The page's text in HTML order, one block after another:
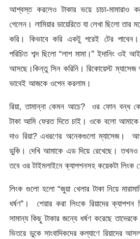
আশ্বস্ত করলেও টাকার ভয়ে চাচা-মামারাও
গেলেন। লামিয়ার ডায়েরিতে যা লেখা ছিলো তার
করি। কিভাবে করি একটু পরেই টের পাবেন।
পরিচিত শব্দ ছিলো “লাশ মামা।” ইদানিং ওই
আসছে।কিন্তু সিন করিনি। রিকোয়েস্ট
ভাবেই আজকে ওপেন করলাম।
রিয়া, তামান্না কেমন আচে? ওর ফোন বন্ধ
টাকা আমি ফেরত দিতে চাই। ওকে বলো
দাও রিয়া? এধরণের অনেকগুলো ম্যাসেজ।
ডুকি। দেখি আমাকে এড দিয়ে রেখেছে। তখনও
তবে ওর টাইমলাইনে ক্যাপশনসহ কয়েকটা লিংক
লিংক গুলো হলো “জুয়া খেলার টাকা নিয়ে
ধর্ষণ”। শেয়ার করা লিংকে রিয়াদের
সামান্য কিছু টাকার জন্যে ধর্ষণ করেছে
ভিতরে ডুকে সাংবাদিকদের কল্যাণে রিয়াদের